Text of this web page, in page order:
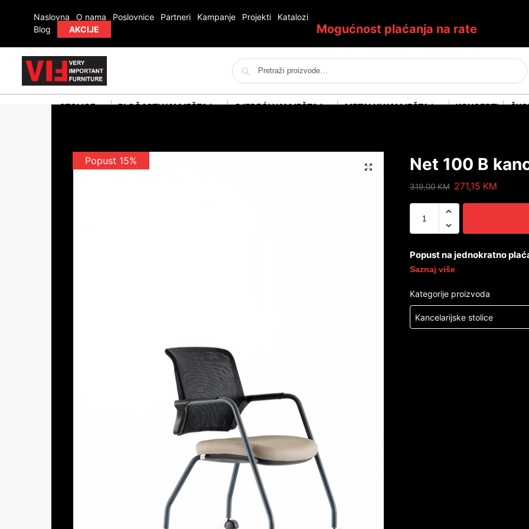
Naslovna O nama Poslovnice Partneri Kampanje Projekti
Katalozi
Blog
AKCIJE Mogućnost plaćanja na rate
Pretraži
STOLICE PLOČASTI NAMJEŠTAJ SJEDEĆI NAMJEŠTAJ METALNI NAMJEŠTAJ KONCEPTI
Popust 15% Net 100 B
319,00KM 271,15 KM
Popust na jednokratno
Saznaj više
Kategorije proizvoda
Kancelarijske stolice